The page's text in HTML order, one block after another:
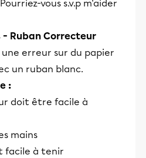
vous s.v.p m'aider
- Ruban Correcteur
erreur sur du papier
un ruban blanc.
:
doit être facile à
mains
facile à tenir